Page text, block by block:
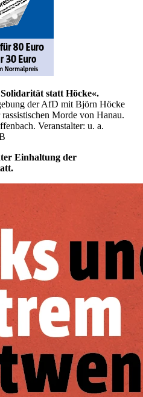
statt Höcke«.
der AfD mit Björn Höcke
Morde von Hanau.
Veranstalter: u. a.
Einhaltung der